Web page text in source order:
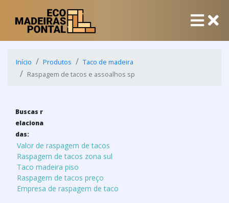
Início Produtos
Taco de madeira
Raspagem de tacos e assoalhos sp
Buscas r
elaciona
das:
Valor de raspagem de tacos
Raspagem de tacos zona sul
Taco madeira piso
Raspagem de tacos preço
Empresa de raspagem de taco